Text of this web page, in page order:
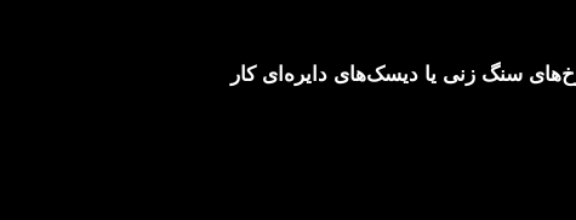
سنگ زنی یا دیسک‌های دایره‌ای کار